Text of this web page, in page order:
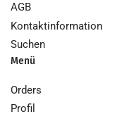
AGB
Kontaktinformation
Suchen
Menü
Orders
Profil